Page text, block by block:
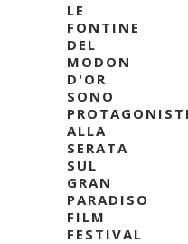
LE
FONTINE
DEL
MODON
D'OR
SONO
ALLA
SERATA
SUL
GRAN
PARADISO
FILM
FESTIVAL